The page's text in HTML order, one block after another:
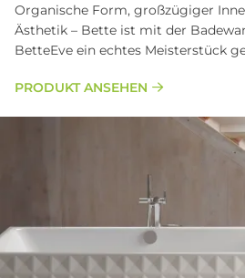
Organische Form, großzügiger
Ästhetik – Bette ist mit der
BetteEve ein echtes Meisterstück
PRODUKT ANSEHEN